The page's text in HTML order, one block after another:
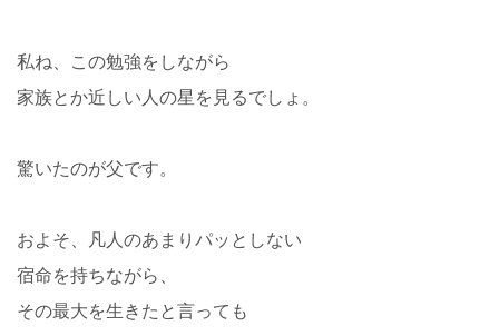
私ね、この勉強をしながら
家族とか近しい人の星を見るでしょ。
驚いたのが父です。
およそ、凡人のあまりパッとしない
宿命を持ちながら、
その最大を生きたと言っても